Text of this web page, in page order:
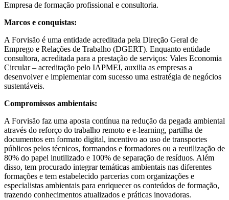
Empresa de formação profissional e consultoria.
Marcos e conquistas:
A Forvisão é uma entidade acreditada pela Direção Geral de
Emprego e Relações de Trabalho (DGERT). Enquanto entidade
consultora, acreditada para a prestação de serviços: Vales Economia
Circular – acreditação pelo IAPMEI, auxilia as empresas a
desenvolver e implementar com sucesso uma estratégia de negócios
sustentáveis.
Compromissos ambientais:
A Forvisão faz uma aposta contínua na redução da pegada ambiental
através do reforço do trabalho remoto e e-learning, partilha de
documentos em formato digital, incentivo ao uso de transportes
públicos pelos técnicos, formandos e formadores ou a reutilização de
80% do papel inutilizado e 100% de separação de resíduos. Além
disso, tem procurado integrar temáticas ambientais nas diferentes
formações e tem estabelecido parcerias com organizações e
especialistas ambientais para enriquecer os conteúdos de formação,
trazendo conhecimentos atualizados e práticas inovadoras.